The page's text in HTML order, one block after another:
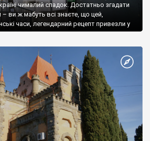
чималий спадок. Достатньо згадати
– ви ж мабуть всі знаєте, що цей,
часи, легендарний рецепт привезли у